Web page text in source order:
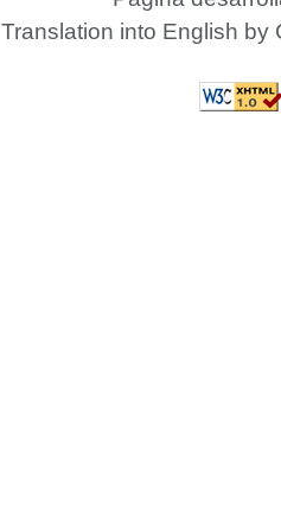
Translation into English by